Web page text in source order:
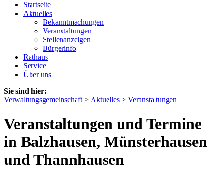
Startseite
Aktuelles
Bekanntmachungen
Veranstaltungen
Stellenanzeigen
Bürgerinfo
Rathaus
Service
Über uns
Sie sind hier:
Verwaltungsgemeinschaft > Aktuelles > Veranstaltungen
Veranstaltungen und Termine
in Balzhausen, Münsterhausen
und Thannhausen